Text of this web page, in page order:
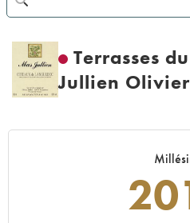
Terrasses
Jullien